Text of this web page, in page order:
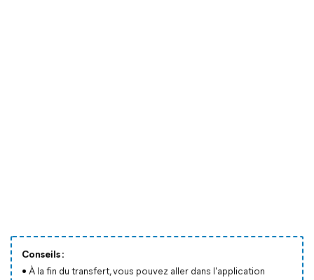
Conseils :
• À la fin du transfert, vous pouvez aller dans l'application